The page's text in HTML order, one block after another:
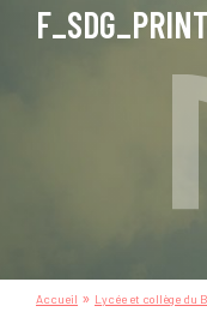
Accueil » Lycée et collège du